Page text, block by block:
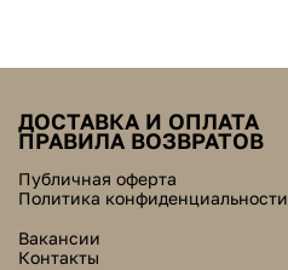
ДОСТАВКА И ОПЛАТА
ПРАВИЛА ВОЗВРАТОВ
Публичная оферта
Политика конфиденциальности
Вакансии
Контакты